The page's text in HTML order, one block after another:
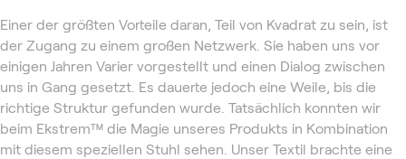
Einer der größten Vorteile daran, Teil von Kvadrat zu sein, ist
der Zugang zu einem großen Netzwerk. Sie haben uns vor
einigen Jahren Varier vorgestellt und einen Dialog zwischen
uns in Gang gesetzt. Es dauerte jedoch eine Weile, bis die
richtige Struktur gefunden wurde. Tatsächlich konnten wir
beim Ekstrem™ die Magie unseres Produkts in Kombination
mit diesem speziellen Stuhl sehen. Unser Textil brachte eine